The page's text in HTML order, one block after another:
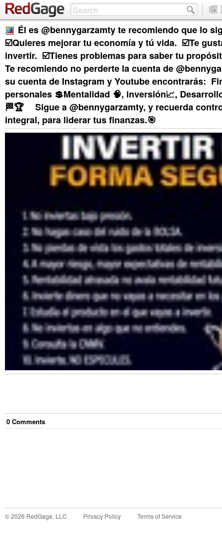
Él es @bennygarzamty te recomiendo que lo
☑️Quieres mejorar tu economía y tú vida.⁣ ⁣ ☑️Te
invertir.⁣ ⁣ ☑️Tienes problemas para saber tu
Te recomiendo no perderte la cuenta de
su cuenta de Instagram y Youtube encontrarás:⁣
personales 💲Mentalidad 🧠, inversión📈,⁣
🏁🏆⁣ ⠀⁣ Sigue a @bennygarzamty, y recuerda
integral, para liderar tus finanzas.🎯
0 Comments
©2026 RedGage, LLC Privacy Policy Terms of Service